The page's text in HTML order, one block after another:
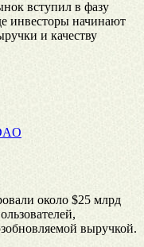
вступил в фазу
инвесторы начинают
и качеству
около $25 млрд
выручкой.